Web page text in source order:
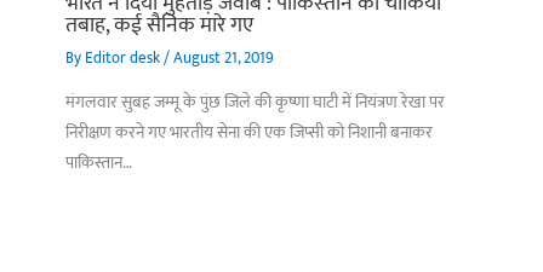
तबाह, कई सैनिक मारे गए
ByEditor desk/August 21, 2019
मंगलवार सुबह जम्मू के पुंछ जिले की कृष्णा घाटी में नियंत्रण रेखा पर
निरीक्षण करने गए भारतीय सेना की एक जिप्सी को निशानी बनाकर
पाकिस्तान…